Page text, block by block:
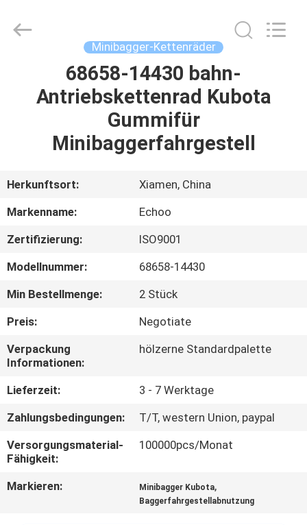
UNS
AUSFLUG
QUALITÄTSKONTROLLE
NACHRICHTEN
FORDERN
ZITAT
SITEMAP
Rights
Minibagger-Kettenräder
68658-14430 bahn-
Antriebskettenrad Kubota
Gummifür
Minibaggerfahrgestell
Herkunftsort:
Xiamen, China
Markenname:
Echoo
Zertifizierung:
ISO9001
Modellnummer:
68658-14430
Min Bestellmenge:
2 Stück
Preis:
Negotiate
Verpackung
Informationen:
hölzerne Standardpalette
Lieferzeit:
3 - 7 Werktage
Zahlungsbedingungen:
T/T, western Union, paypal
Versorgungsmaterial-
Fähigkeit:
100000pcs/Monat
Markieren: Minibagger Kubota,
Baggerfahrgestellabnutzung